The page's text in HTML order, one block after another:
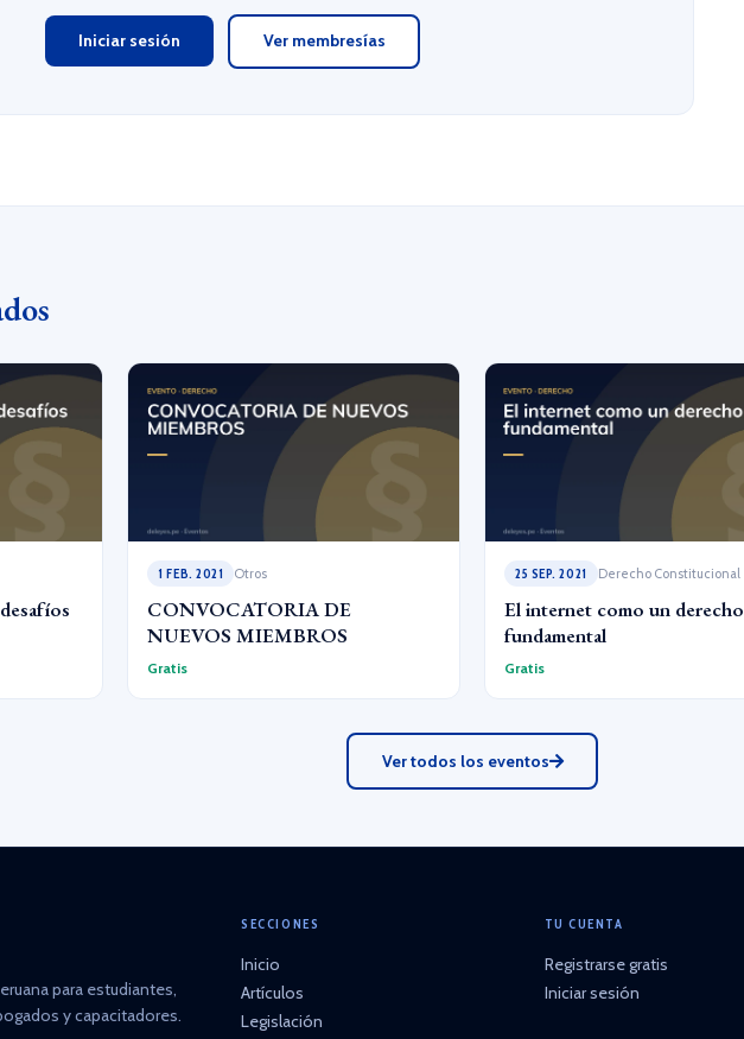
Iniciar sesión Ver membresías
1 FEB. 2021 Otros
CONVOCATORIA DE
NUEVOS MIEMBROS
Gratis
25 SEP. 2021 Derecho Constitucional
El internet como un derecho
fundamental
Gratis
Ver todos los eventos
para estudiantes,
y capacitadores.
SECCIONES
Inicio
Artículos
Legislación
TU CUENTA
Registrarse gratis
Iniciar sesión